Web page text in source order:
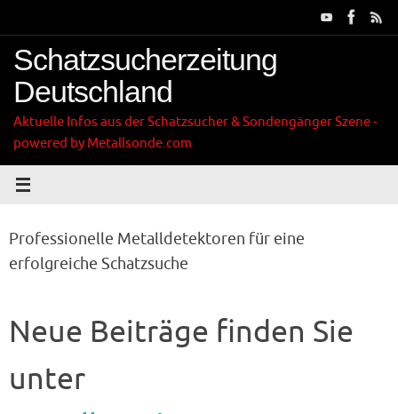
Inhalt
springen
Schatzsucherzeitung
Deutschland
Aktuelle Infos aus der Schatzsucher & Sondengänger Szene -
powered by Metallsonde.com
Professionelle Metalldetektoren für eine
erfolgreiche Schatzsuche
Neue Beiträge finden Sie
unter